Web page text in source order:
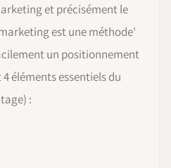
et précisément le
est une méthode'
un positionnement
éléments essentiels du
: